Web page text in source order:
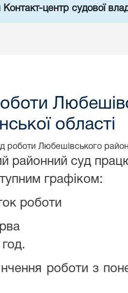
центр судової
області
роботи Любешівського
районний суд
графіком:
роботи
роботи з